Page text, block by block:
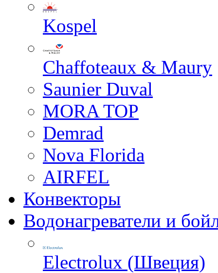
Kospel
Chaffoteaux & Maury
Saunier Duval
MORA TOP
Demrad
Nova Florida
AIRFEL
Конвекторы
Водонагреватели и
Electrolux (Швеция)